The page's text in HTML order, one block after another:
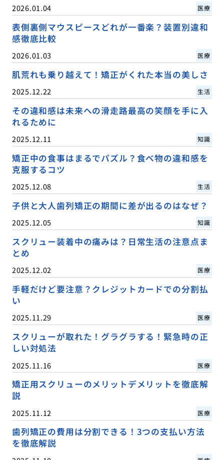
2026.01.04 医療
表側裏側マウスピースどれが一番楽？装置別違和
感徹底比較
2026.01.03 医療
肌荒れも乗り越えて！矯正がくれた本当の美しさ
2025.12.22 生活
その違和感は未来への滑走路最高の笑顔を手に入
れるために
2025.12.11 知識
矯正中の食事はまるでパズル？食べ物の違和感を
克服するコツ
2025.12.08 生活
子供と大人歯列矯正の期間に差が出るのはなぜ？
2025.12.05 知識
スクリュー装着中の痛みは？日常生活の注意点ま
とめ
2025.12.02 医療
手軽だけど要注意？クレジットカードでの分割払
い
2025.11.29 医療
スクリューが取れた！グラグラする！緊急時の正
しい対処法
2025.11.16 医療
矯正用スクリューのメリットデメリットを徹底解
説
2025.11.12 医療
歯列矯正の費用は分割できる！3つの支払い方法
を徹底解説